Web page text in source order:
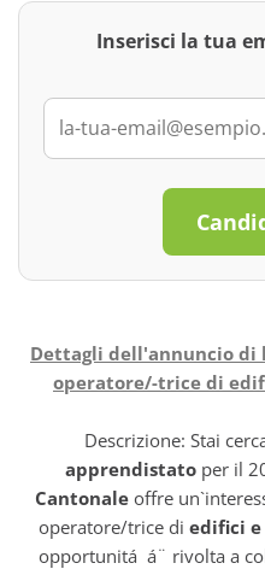
Inserisci la tua
Dettagli dell'annuncio di
operatore/-trice di
Descrizione: Stai
apprendistato per il
Cantonaleoffre
operatore/trice di edifici
opportunitá á¨ rivolta a